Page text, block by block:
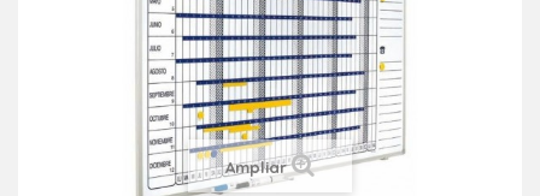
Ampliar